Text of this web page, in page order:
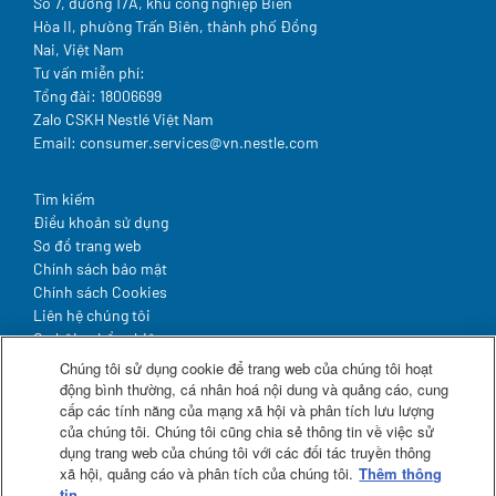
thương hơn.
Lão hóa cũng làm cho việc hấp thu ở đường tiêu
hóa thay đổi.
mạnh cũng có thể có tình trạng kém hấp thu chất
béo, gây ra sút cân và thiếu hụt vitamin.
trong chất béo, đặc biệt là vitamin A, D, E và K, lại
cần chất béo cho cơ thể hấp thụ chúng.
Lão hóa cũng làm thay đổi cân bằng vi khuẩn
trong đại tràng, ảnh hưởng đến chức năng đường
ruột và tình trạng sức khỏe ở người lớn tuổi.
dung nạp lactose hoặc kém hấp thu.
10
Sự già
yếu dẫn đến giảm sản xuất lactase, là enzyme
phân hủy lactose. Với nồng độ lactase thấp, khi
người lớn tuổi sử dụng thực phẩm chứa lactose,
chẳng hạn như một số sản phẩm bổ sung qua
Hòa II, phường Trấn Biên, thành phố Đồng
Nai, Việt Nam
Tư vấn miễn phí:
Tổng đài: 18006699
Zalo CSKH Nestlé Việt Nam
Email: consumer.services@vn.nestle.com
Legal
Tìm kiếm
Điều khoản sử dụng
Sơ đồ trang web
Chính sách bảo mật
Chính sách Cookies
Liên hệ chúng tôi
Cơ hội nghề nghiệp
Hợp tác & Đầu tư
Theo dõi chúng tôi
Facebook
Zalo
Chúng tôi sử dụng cookie để trang web của chúng tôi hoạt
động bình thường, cá nhân hoá nội dung và quảng cáo, cung
cấp các tính năng của mạng xã hội và phân tích lưu lượng
của chúng tôi. Chúng tôi cũng chia sẻ thông tin về việc sử
dụng trang web của chúng tôi với các đối tác truyền thông
xã hội, quảng cáo và phân tích của chúng tôi. Thêm thông